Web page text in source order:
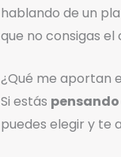
hablando de un
que no consigas el
¿Qué me aportan
Si estás
puedes elegir y te